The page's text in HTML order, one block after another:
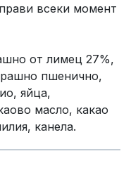
всеки момент
от лимец 27%,
пшенично,
яйца,
масло, какао
канела.